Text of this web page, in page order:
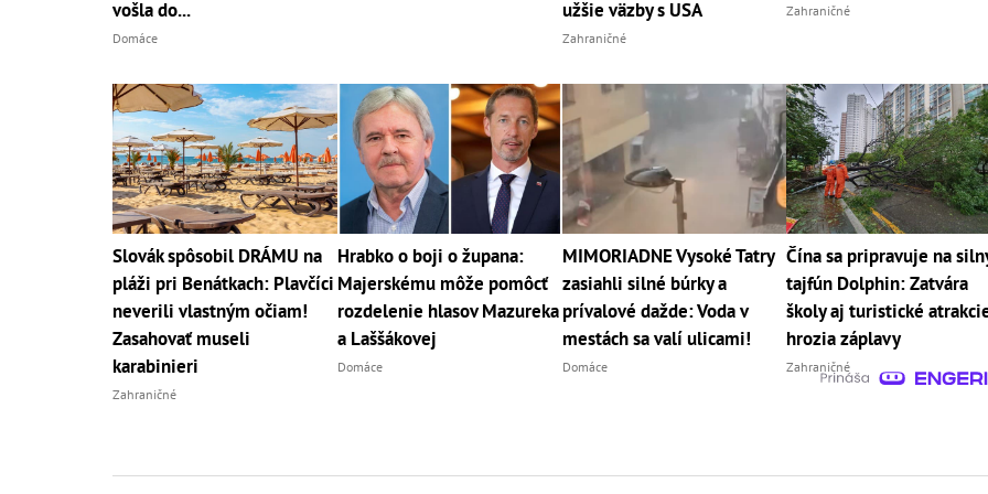
vošla do...
Domáce
užšie väzby s USA
Zahraničné
Zahraničné
Slovák spôsobil DRÁMU na
pláži pri Benátkach: Plavčíci
neverili vlastným očiam!
Zasahovať museli
karabinieri
Zahraničné
Hrabko o boji o župana:
Majerskému môže pomôcť
rozdelenie hlasov Mazureka
a Laššákovej
Domáce
MIMORIADNE Vysoké Tatry
zasiahli silné búrky a
prívalové dažde: Voda v
mestách sa valí ulicami!
Domáce
Čína sa pripravuje na
tajfún Dolphin: Zatvára
školy aj turistické
hrozia záplavy
Zahraničné